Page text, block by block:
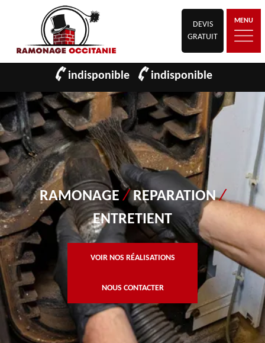
DEVIS
GRATUIT
MENU
indisponible indisponible
RAMONAGE/REPARATION/
ENTRETIENT
VOIR NOS RÉALISATIONS
NOUS CONTACTER